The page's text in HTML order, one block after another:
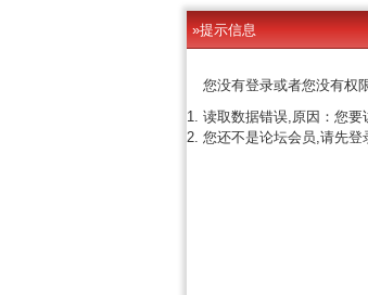
»提示信息
您没有登录或者您没有权
读取数据错误,原因：您
您还不是论坛会员,请先登